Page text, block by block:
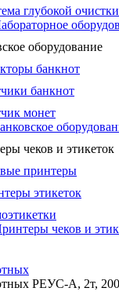
глубокой
оборудование
банкнот
банкнот
монет
чеков и этикеток
принтеры
этикеток
чеков и
РЕУС-А, 2т,